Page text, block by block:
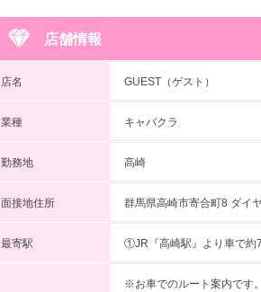
店舗情報
店名 GUEST（ゲスト）
業種 キャバクラ
勤務地 高崎
面接地住所 群馬県高崎市寄合町8 ダイ
最寄駅 ①JR『高崎駅』より車で約
※お車でのルート案内です。